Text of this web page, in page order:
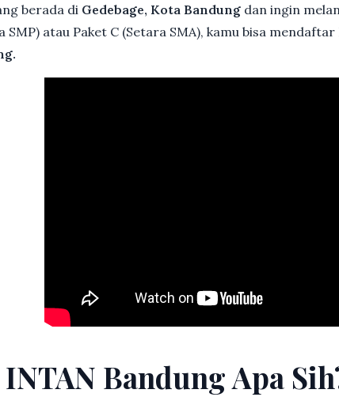
berada di Gedebage, Kota Bandung dan ingin
SMP) atau Paket C (Setara SMA), kamu bisa
Bandung Apa